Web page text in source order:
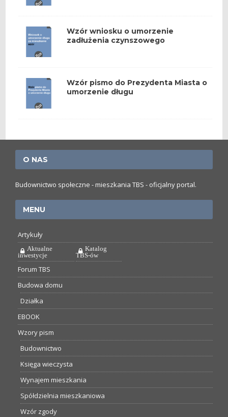
Wzór wniosku o umorzenie
zadłużenia czynszowego
Wzór pismo do Prezydenta Miasta o
umorzenie długu
O NAS
Budownictwo społeczne - mieszkania TBS - oficjalny portal.
MENU
Artykuły
Aktualne
inwestycje
Katalog
TBS-ów
Forum TBS
Budowa domu
Działka
EBOOK
Wzory pism
Budownictwo
Księga wieczysta
Wynajem mieszkania
Spółdzielnia mieszkaniowa
Wzór zgody